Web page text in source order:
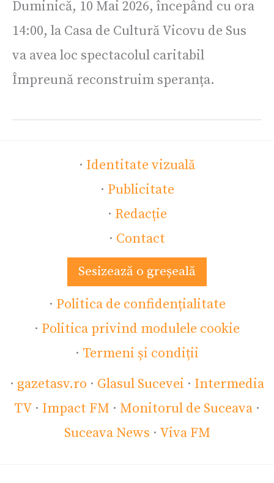
Duminică, 10 Mai 2026, începând cu ora
14:00, la Casa de Cultură Vicovu de Sus
va avea loc spectacolul caritabil
Împreună reconstruim speranța.
· Identitate vizuală
· Publicitate
· Redacție
· Contact
Sesizează o greșeală
· Politica de confidențialitate
· Politica privind modulele cookie
· Termeni și condiții
· gazetasv.ro · Glasul Sucevei · Intermedia
TV · Impact FM · Monitorul de Suceava ·
Suceava News · Viva FM